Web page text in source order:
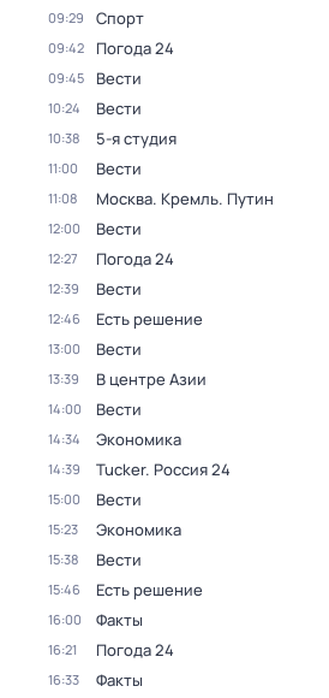
09:29 Спорт
09:42 Погода 24
09:45 Вести
10:24 Вести
10:38 5-я студия
11:00 Вести
11:08 Москва. Кремль. Путин
12:00 Вести
12:27 Погода 24
12:39 Вести
12:46 Есть решение
13:00 Вести
13:39 В центре Азии
14:00 Вести
14:34 Экономика
14:39 Tucker. Россия 24
15:00 Вести
15:23 Экономика
15:38 Вести
15:46 Есть решение
16:00 Факты
16:21 Погода 24
16:33 Факты